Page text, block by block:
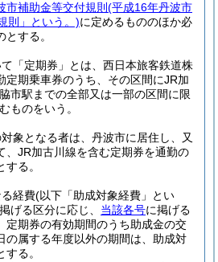
市補助金等交付規則 (平成16年丹波市
則」という。)に定めるもののほか必
する。
「定期券」とは、西日本旅客鉄道株
定期乗車券のうち、その区間にJR加
市駅までの全部又は一部の区間に限
ものをいう。
象となる者は、丹波市に居住し、又
、JR加古川線を含む定期券を通勤の
る。
経費(以下「助成対象経費」とい
げる区分に応じ、 当該各号に掲げる
定期券の有効期間のうち助成金の交
の属する年度以外の期間は、助成対
る。